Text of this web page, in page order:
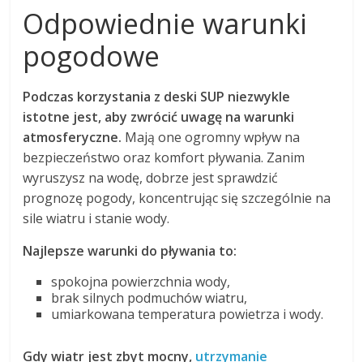
Odpowiednie warunki
pogodowe
Podczas korzystania z deski SUP niezwykle
istotne jest, aby zwrócić uwagę na warunki
atmosferyczne. Mają one ogromny wpływ na
bezpieczeństwo oraz komfort pływania. Zanim
wyruszysz na wodę, dobrze jest sprawdzić
prognozę pogody, koncentrując się szczególnie na
sile wiatru i stanie wody.
Najlepsze warunki do pływania to:
spokojna powierzchnia wody,
brak silnych podmuchów wiatru,
umiarkowana temperatura powietrza i wody.
Gdy wiatr jest zbyt mocny, utrzymanie